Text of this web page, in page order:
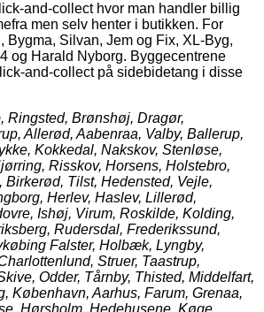
and-collect hvor man handler billig
men selv henter i butikken. For
Bygma, Silvan, Jem og Fix, XL-Byg,
og Harald Nyborg. Byggecentrene
and-collect på sidebidetang i disse
Ringsted, Brønshøj, Dragør,
Allerød, Aabenraa, Valby, Ballerup,
Kokkedal, Nakskov, Stenløse,
Risskov, Horsens, Holstebro,
Birkerød, Tilst, Hedensted, Vejle,
Herlev, Haslev, Lillerød,
Ishøj, Virum, Roskilde, Kolding,
Rudersdal, Frederikssund,
Falster, Holbæk, Lyngby,
Struer, Taastrup,
Odder, Tårnby, Thisted, Middelfart,
København, Aarhus, Farum, Grenaa,